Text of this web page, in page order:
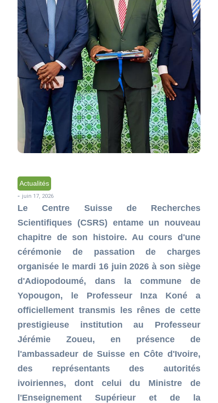
Actualités
- juin 17, 2026
Le Centre Suisse de Recherches
Scientifiques (CSRS) entame un nouveau
chapitre de son histoire. Au cours d'une
cérémonie de passation de charges
organisée le mardi 16 juin 2026 à son siège
d'Adiopodoumé, dans la commune de
Yopougon, le Professeur Inza Koné a
officiellement transmis les rênes de cette
prestigieuse institution au Professeur
Jérémie Zoueu, en présence de
l'ambassadeur de Suisse en Côte d'Ivoire,
des représentants des autorités
ivoiriennes, dont celui du Ministre de
l'Enseignement Supérieur et de la